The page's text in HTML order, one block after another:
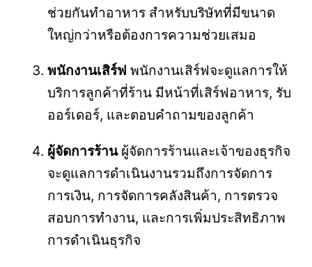
ช่วยกันทำอาหาร สำหรับบริษัทที่มีขนาด
ใหญ่กว่าหรือต้องการความช่วยเสมอ
พนักงานเสิร์ฟ พนักงานเสิร์ฟจะดูแลการให้
บริการลูกค้าที่ร้าน มีหน้าที่เสิร์ฟอาหาร, รับ
ออร์เดอร์, และตอบคำถามของลูกค้า
ผู้จัดการร้านผู้จัดการร้านและเจ้าของธุรกิจ
จะดูแลการดำเนินงานรวมถึงการจัดการ
การเงิน, การจัดการคลังสินค้า, การตรวจ
สอบการทำงาน, และการเพิ่มประสิทธิภาพ
การดำเนินธุรกิจ